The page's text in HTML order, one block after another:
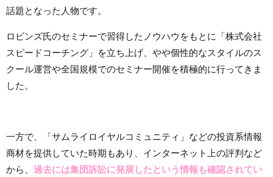
話題となった人物です。
ロビンズ氏のセミナーで習得したノウハウをもとに「株式会社
スピードコーチング」を立ち上げ、やや個性的なスタイルのス
クール運営や全国規模でのセミナー開催を積極的に行ってきま
した。
一方で、「サムライロイヤルコミュニティ」などの投資系情報
商材を提供していた時期もあり、インターネット上の評判など
から、 過去には集団訴訟に発展したという情報も確認されてい